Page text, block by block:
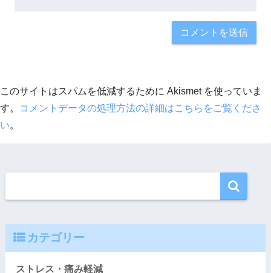
このサイトはスパムを低減するために Akismet を使っていま
す。
コメントデータの処理方法の詳細はこちらをご覧くださ
い。
カテゴリー
ストレス・痛み軽減